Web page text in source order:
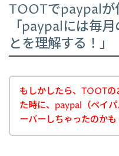
TOOTでpaypalが
「paypalには毎
とを理解する！」
もしかしたら、TOOT
た時に、paypal（ペイ
ーバーしちゃったのかも